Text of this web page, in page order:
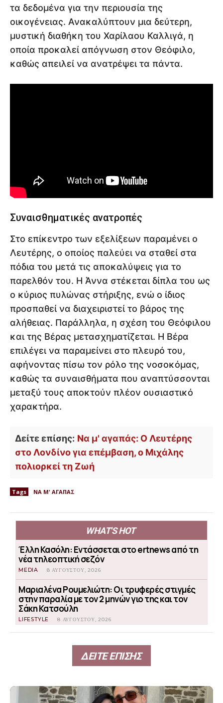
τα δεδομένα για την περιουσία της
οικογένειας. Ανακαλύπτουν μια δεύτερη,
μυστική διαθήκη του Χαρίλαου Καλλιγά, η
οποία προκαλεί απόγνωση στον Θεόφιλο,
καθώς απειλεί να ανατρέψει τα πάντα.
Συναισθηματικές ανατροπές
Στο επίκεντρο των εξελίξεων παραμένει ο
Λευτέρης, ο οποίος παλεύει να σταθεί στα
πόδια του μετά τις αποκαλύψεις για το
παρελθόν του. Η Άννα στέκεται δίπλα του ως
ο κύριος πυλώνας στήριξης, ενώ ο ίδιος
προσπαθεί να διαχειριστεί το βάρος της
αλήθειας. Παράλληλα, η σχέση του Θεόφιλου
και της Βέρας μετασχηματίζεται. Η Βέρα
επιλέγει να παραμείνει στο πλευρό του,
αφήνοντας πίσω τον ρόλο της νοσοκόμας,
καθώς τα συναισθήματα που αναπτύσσονται
μεταξύ τους αποκτούν πλέον ουσιαστικό
χαρακτήρα.
Δείτε επίσης: Να μ' αγαπάς: Ο Λευτέρης
στο Λονδίνο για επέμβαση, ο Μιχάλης
πολιορκεί τη Ζωή
Tags ΝΑ Μ' ΑΓΑΠΑΣ
WHAT'S HOT
Έλλη Κασόλη: Εντάσσεται στο ertnews από τη
νέα τηλεοπτική σεζόν
MEDIA 8 ΑΥΓΟΎΣΤΟΥ, 2026
Μαριαλένα Ρουμελιώτη: Οι τρυφερές στιγμές
στην παραλία με τον 2 μηνών γιο της και τον
Σάκη Κατσούλη
LIFESTYLE 8 ΑΥΓΟΎΣΤΟΥ, 2026
ΔΕΙΤΕ ΕΠΙΣΗΣ